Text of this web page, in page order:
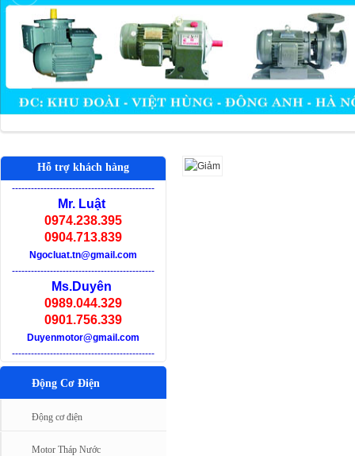
Hỗ trợ khách hàng
---------------------------------------------
Mr. Luật
0974.238.395
0904.713.839
Ngocluat.tn@gmail.com
---------------------------------------------
Ms.Duyên
0989.044.329
0901.756.339
Duyenmotor@gmail.com
---------------------------------------------
Động Cơ Điện
Động cơ điện
Motor Tháp Nước